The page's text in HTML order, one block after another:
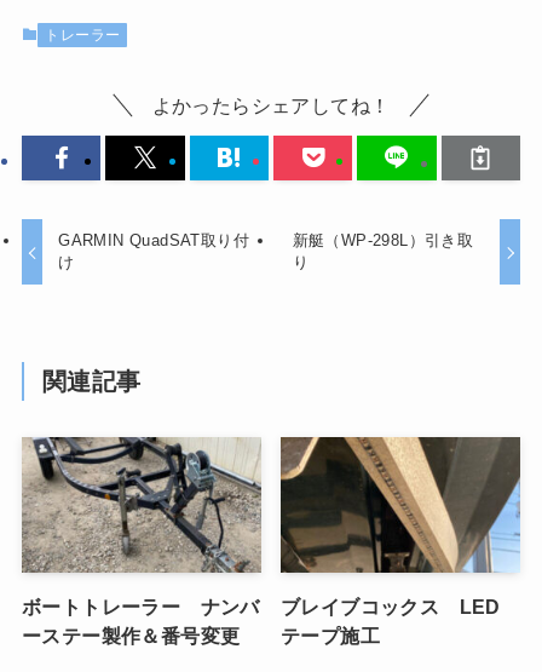
トレーラー
よかったらシェアしてね！
GARMIN QuadSAT取り付
け
新艇（WP-298L）引き取
り
関連記事
ボートトレーラー ナンバ
ーステー製作＆番号変更
ブレイブコックス LED
テープ施工